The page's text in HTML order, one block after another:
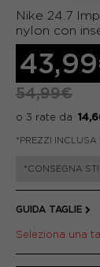
Nike 24.7
nylon con
54,99€
*PREZZI INCLUSA
*CONSEGNA
GUIDA TAGLIE
Seleziona una